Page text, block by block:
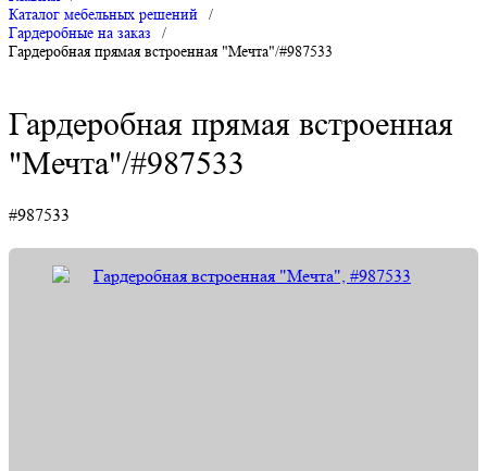
Каталог мебельных решений
/
Гардеробные на заказ
/
Гардеробная прямая встроенная "Мечта"/#987533
Гардеробная прямая встроенная
"Мечта"/#987533
#987533